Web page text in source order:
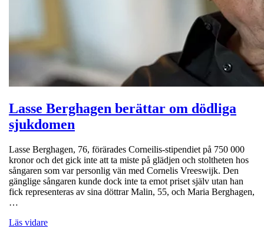
Lasse Berghagen berättar om dödliga
sjukdomen
Lasse Berghagen, 76, förärades Corneilis-stipendiet på 750 000
kronor och det gick inte att ta miste på glädjen och stoltheten hos
sångaren som var personlig vän med Cornelis Vreeswijk. Den
gänglige sångaren kunde dock inte ta emot priset själv utan han
fick representeras av sina döttrar Malin, 55, och Maria Berghagen,
…
Läs vidare